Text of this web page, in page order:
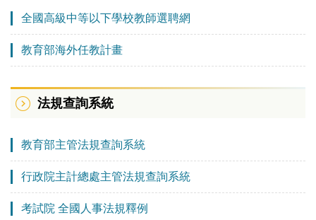
全國高級中等以下學校教師選聘網
教育部海外任教計畫
法規查詢系統
教育部主管法規查詢系統
行政院主計總處主管法規查詢系統
考試院 全國人事法規釋例